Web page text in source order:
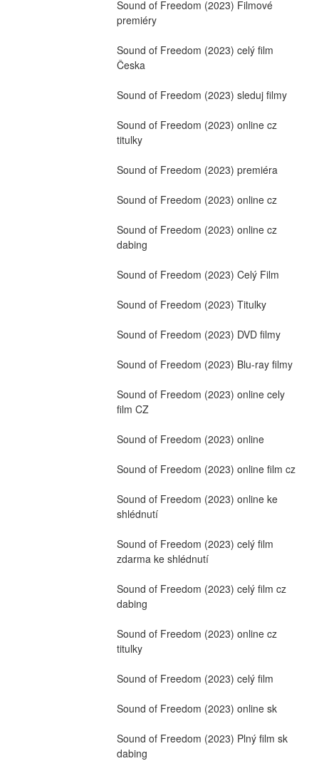
Sound of Freedom (2023) Filmové
premiéry
Sound of Freedom (2023) celý film
Česka
Sound of Freedom (2023) sleduj filmy
Sound of Freedom (2023) online cz
titulky
Sound of Freedom (2023) premiéra
Sound of Freedom (2023) online cz
Sound of Freedom (2023) online cz
dabing
Sound of Freedom (2023) Celý Film
Sound of Freedom (2023) Titulky
Sound of Freedom (2023) DVD filmy
Sound of Freedom (2023) Blu-ray filmy
Sound of Freedom (2023) online cely
film CZ
Sound of Freedom (2023) online
Sound of Freedom (2023) online film cz
Sound of Freedom (2023) online ke
shlédnutí
Sound of Freedom (2023) celý film
zdarma ke shlédnutí
Sound of Freedom (2023) celý film cz
dabing
Sound of Freedom (2023) online cz
titulky
Sound of Freedom (2023) celý film
Sound of Freedom (2023) online sk
Sound of Freedom (2023) Plný film sk
dabing